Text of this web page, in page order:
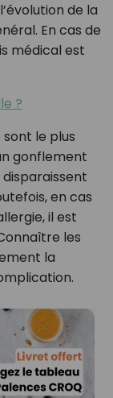
de la
En cas de
médical est
?
sont le plus
gonflement
en cas
il est
les
la